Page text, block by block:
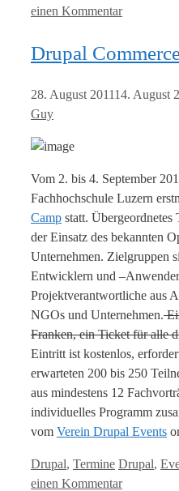
einen Kommentar
Drupal
28. August 201114. August
Guy
Vom 2. bis 4. September
Fachhochschule Luzern
Camp statt. Übergeordnetes
der Einsatz des bekannten
Unternehmen. Zielgruppen
Entwicklern und
Projektverantwortliche aus
NGOs und Unternehmen.
Franken, ein Ticket für alle
Eintritt ist kostenlos,
erwarteten 200 bis 250
aus mindestens 12
individuelles Programm
vom Verein Drupal Events
Kategorien
Drupal, Termine Tags
Drupal,
einen Kommentar